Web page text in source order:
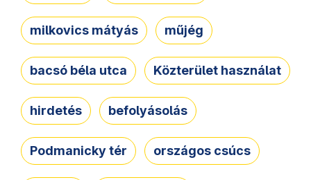
milkovics mátyás műjég
bacsó béla utca Közterület használat
hirdetés befolyásolás
Podmanicky tér országos csúcs